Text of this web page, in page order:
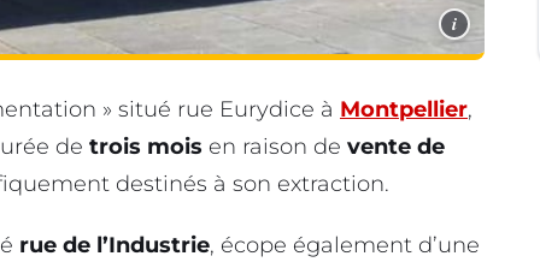
i
» situé rue Eurydice à Montpellier,
de trois mois en raison de vente de
destinés à son extraction.
rue de l’Industrie, écope également d’une